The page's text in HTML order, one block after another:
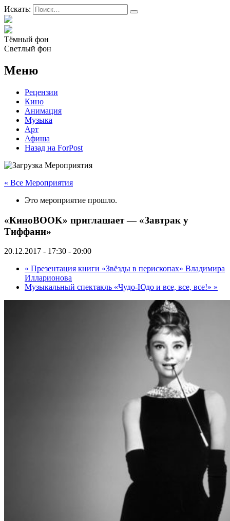
Искать:
Тёмный фон
Светлый фон
Меню
Рецензии
Кино
Анимация
Музыка
Арт
Афиша
Назад на ForPost
« Все Мероприятия
Это мероприятие прошло.
«КиноBOOK» приглашает — «Завтрак у
Тиффани»
20.12.2017 - 17:30 - 20:00
« Презентация книги «Звёзды в перископах» Владимира
Илларионова
Музыкальный спектакль «Чудо-Юдо и все, все, все!» »